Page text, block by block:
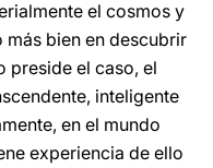
el cosmos y
bien en descubrir
preside el caso, el
inteligente
en el mundo
experiencia de ello